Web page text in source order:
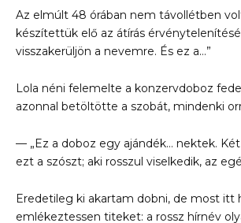
Az elmúlt 48 órában nem távollétben
készítettük elő az átírás
visszakerüljön a nevemre. És ez a…”
Lola néni felemelte a konzervdoboz
azonnal betöltötte a szobát, mindenki
— „Ez a doboz egy ajándék… nektek.
ezt a szószt; aki rosszul viselkedik, az
Eredetileg ki akartam dobni, de most itt
emlékeztessen titeket: a rossz hírnév